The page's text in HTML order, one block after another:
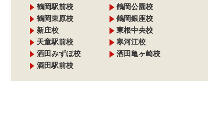
鶴岡駅前校
鶴岡公園校
鶴岡東原校
鶴岡銀座校
新庄校
東根中央校
天童駅前校
寒河江校
酒田みずほ校
酒田亀ヶ崎校
酒田駅前校